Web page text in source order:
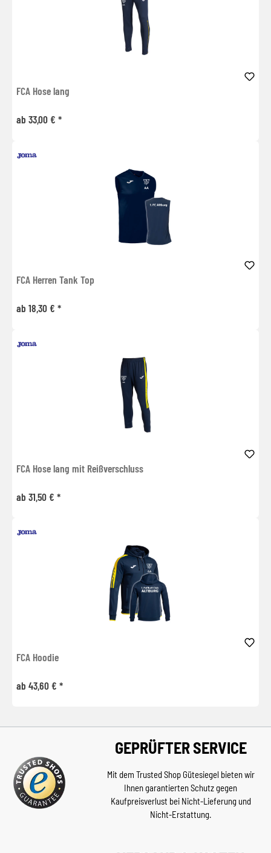
FCA Hose lang
ab 33,00 € *
FCA Herren Tank Top
ab 18,30 € *
FCA Hose lang mit Reißverschluss
ab 31,50 € *
FCA Hoodie
ab 43,60 € *
GEPRÜFTER SERVICE
Mit dem Trusted Shop Gütesiegel bieten wir
Ihnen garantierten Schutz gegen
Kaufpreisverlust bei Nicht-Lieferung und
Nicht-Erstattung.